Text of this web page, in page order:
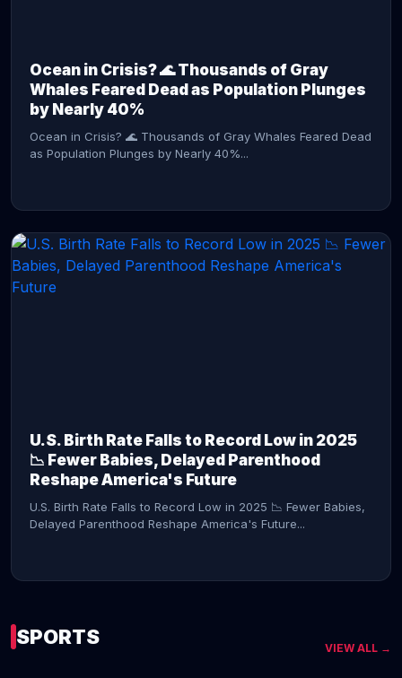
Ocean in Crisis? 🌊 Thousands of Gray
Whales Feared Dead as Population Plunges
by Nearly 40%
Ocean in Crisis? 🌊 Thousands of Gray Whales Feared Dead
as Population Plunges by Nearly 40%...
U.S. Birth Rate Falls to Record Low in 2025
📉 Fewer Babies, Delayed Parenthood
Reshape America's Future
U.S. Birth Rate Falls to Record Low in 2025 📉 Fewer Babies,
Delayed Parenthood Reshape America's Future...
SPORTS VIEW ALL →